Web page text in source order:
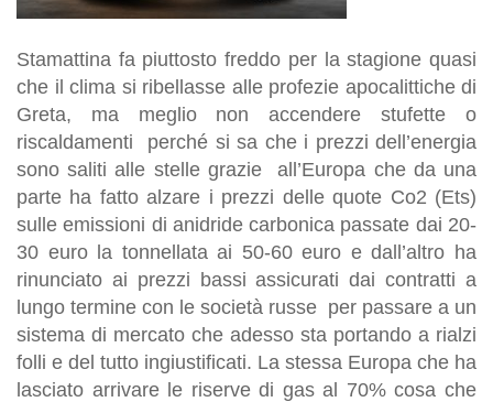
Stamattina fa piuttosto freddo per la stagione quasi
che il clima si ribellasse alle profezie apocalittiche di
Greta, ma meglio non accendere stufette o
riscaldamenti perché si sa che i prezzi dell’energia
sono saliti alle stelle grazie all’Europa che da una
parte ha fatto alzare i prezzi delle quote Co2 (Ets)
sulle emissioni di anidride carbonica passate dai 20-
30 euro la tonnellata ai 50-60 euro e dall’altro ha
rinunciato ai prezzi bassi assicurati dai contratti a
lungo termine con le società russe per passare a un
sistema di mercato che adesso sta portando a rialzi
folli e del tutto ingiustificati. La stessa Europa che ha
lasciato arrivare le riserve di gas al 70% cosa che